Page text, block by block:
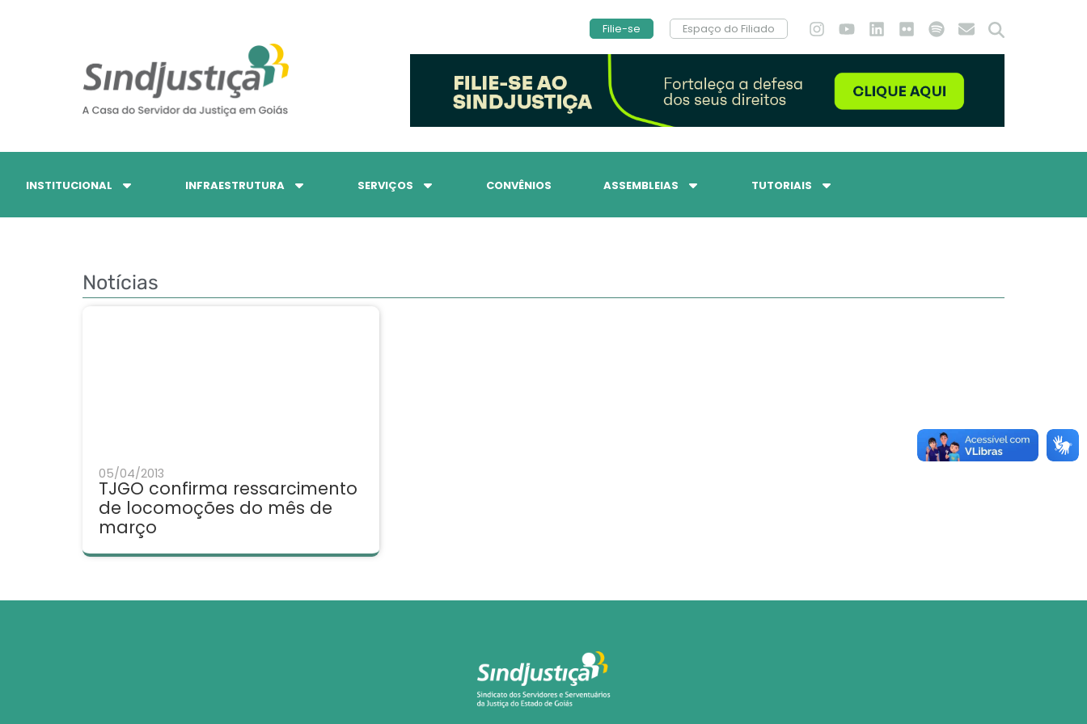
Filie-se Espaço do Filiado
INSTITUCIONAL INFRAESTRUTURA SERVIÇOS CONVÊNIOS ASSEMBLEIAS TUTORIAIS
Notícias
05/04/2013
TJGO confirma ressarcimento
de locomoções do mês de
março